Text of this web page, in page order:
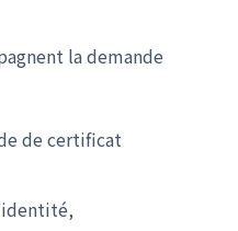
la demande
de certificat